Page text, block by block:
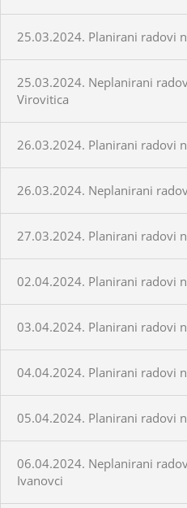
25.03.2024. Planirani radovi
25.03.2024. Neplanirani
Virovitica
26.03.2024. Planirani radovi
26.03.2024. Neplanirani
27.03.2024. Planirani radovi
02.04.2024. Planirani radovi
03.04.2024. Planirani radovi
04.04.2024. Planirani radovi
05.04.2024. Planirani radovi
06.04.2024. Neplanirani
Ivanovci